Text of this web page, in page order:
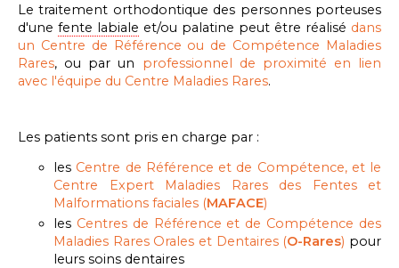
Le traitement orthodontique des personnes porteuses
d'une fente labiale et/ou palatine peut être réalisé dans
un Centre de Référence ou de Compétence Maladies
Rares, ou par un professionnel de proximité en lien
avec l'équipe du Centre Maladies Rares.
Les patients sont pris en charge par :
les Centre de Référence et de Compétence, et le
Centre Expert Maladies Rares des Fentes et
Malformations faciales (MAFACE)
les Centres de Référence et de Compétence des
Maladies Rares Orales et Dentaires (O-Rares) pour
leurs soins dentaires